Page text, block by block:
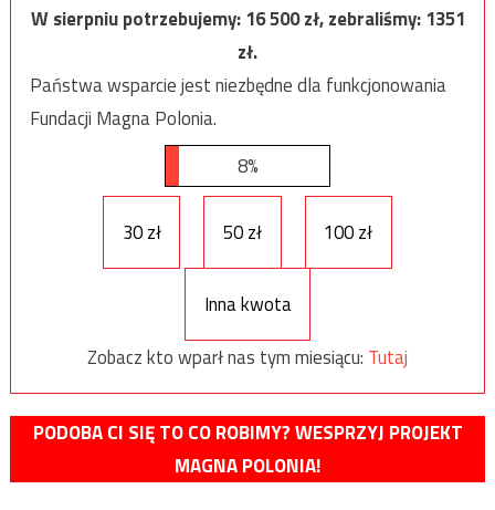
W sierpniu potrzebujemy:16 500zł, zebraliśmy:1351
zł.
Państwa wsparcie jest niezbędne dla funkcjonowania
Fundacji Magna Polonia.
8%
30 zł 50 zł 100 zł
Inna kwota
Zobacz kto wparł nas tym miesiącu: Tutaj
PODOBA CI SIĘ TO CO ROBIMY? WESPRZYJ PROJEKT
MAGNA POLONIA!